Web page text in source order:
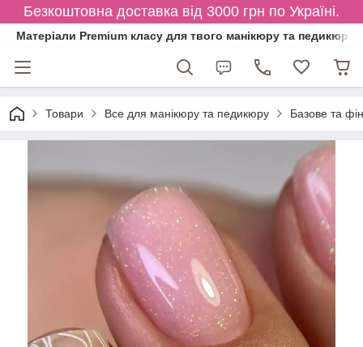
Безкоштовна доставка від 3000 грн по Україні.
Матеріали Premium класу для твого манікюру та педикюру
Товари Все для манікюру та педикюру Базове та